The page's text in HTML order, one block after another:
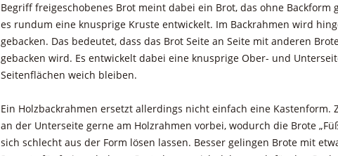
Begriff freigeschobenes Brot meint dabei ein Brot, das ohne Backform
es rundum eine knusprige Kruste entwickelt. Im Backrahmen wird
gebacken. Das bedeutet, dass das Brot Seite an Seite mit anderen
gebacken wird. Es entwickelt dabei eine knusprige Ober- und
Seitenflächen weich bleiben.
Ein Holzbackrahmen ersetzt allerdings nicht einfach eine Kastenform.
an der Unterseite gerne am Holzrahmen vorbei, wodurch die Brote
sich schlecht aus der Form lösen lassen. Besser gelingen Brote mit